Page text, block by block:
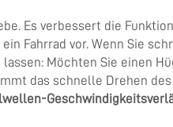
Es verbessert die
Fahrrad vor. Wenn Sie
Möchten Sie einen
das schnelle Drehen